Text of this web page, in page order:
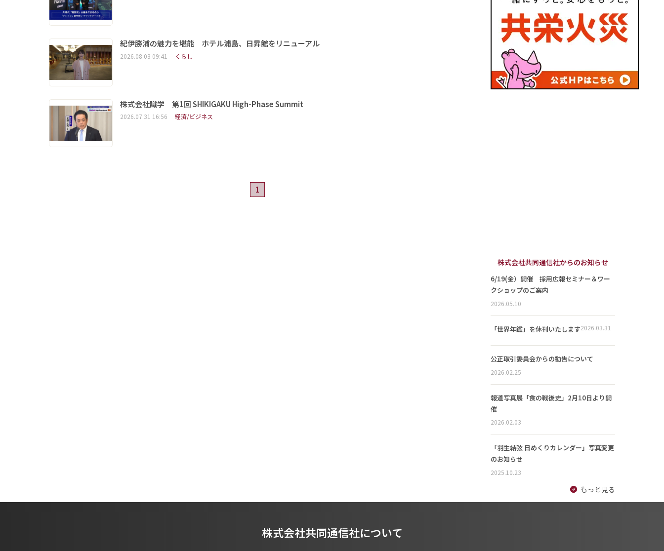
紀伊勝浦の魅力を堪能 ホテル浦島、日昇館をリニューアル
2026.08.03 09:41 くらし
株式会社識学 第1回 SHIKIGAKU High-Phase Summit
2026.07.31 16:56 経済/ビジネス
1
株式会社共同通信社からのお知らせ
6/19(金）開催 採用広報セミナー＆ワー
クショップのご案内
2026.05.10
「世界年鑑」を休刊いたします2026.03.31
公正取引委員会からの勧告について
2026.02.25
報道写真展「食の戦後史」2月10日より開
催
2026.02.03
「羽生結弦 日めくりカレンダー」写真変更
のお知らせ
2025.10.23
もっと見る
株式会社共同通信社について